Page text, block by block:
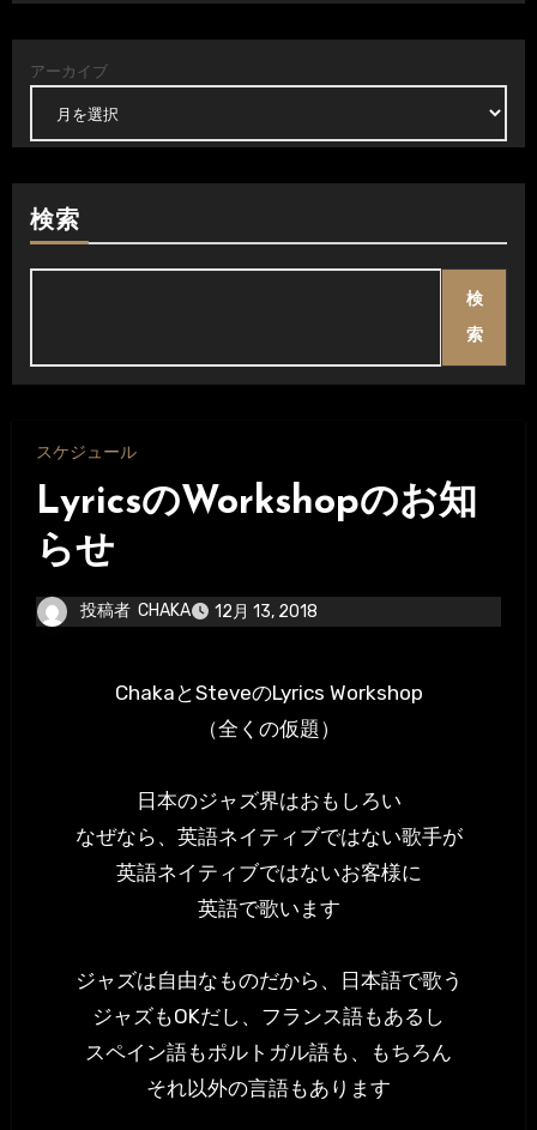
アーカイブ
検索
検
索
スケジュール
LyricsのWorkshopのお知
らせ
投稿者 CHAKA 12月 13, 2018
ChakaとSteveのLyrics Workshop
（全くの仮題）
日本のジャズ界はおもしろい
なぜなら、英語ネイティブではない歌手が
英語ネイティブではないお客様に
英語で歌います
ジャズは自由なものだから、日本語で歌う
ジャズもOKだし、フランス語もあるし
スペイン語もポルトガル語も、もちろん
それ以外の言語もあります